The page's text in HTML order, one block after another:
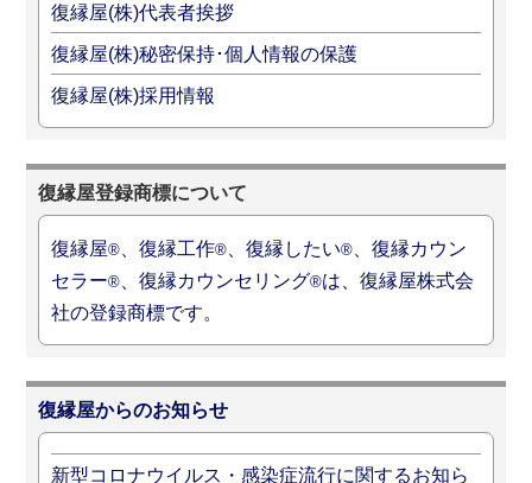
復縁屋(株)代表者挨拶
復縁屋(株)秘密保持･個人情報の保護
復縁屋(株)採用情報
復縁屋登録商標について
復縁屋®、復縁工作®、復縁したい®、復縁カウン
セラー®、復縁カウンセリング®は、復縁屋株式会
社の登録商標です。
復縁屋からのお知らせ
新型コロナウイルス・感染症流行に関するお知ら